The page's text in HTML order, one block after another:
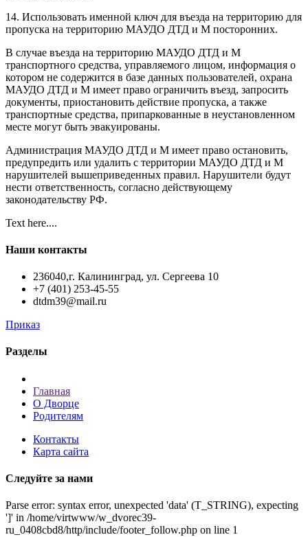
14. Использовать именной ключ для въезда на территорию для
пропуска на территорию МАУДО ДТД и М посторонних.
В случае въезда на территорию МАУДО ДТД и М
транспортного средства, управляемого лицом, информация о
котором не содержится в базе данных пользователей, охрана
МАУДО ДТД и М имеет право ограничить въезд, запросить
документы, приостановить действие пропуска, а также
транспортные средства, припаркованные в неустановленном
месте могут быть эвакуированы.
Администрация МАУДО ДТД и М имеет право остановить,
предупредить или удалить с территории МАУДО ДТД и М
нарушителей вышеприведенных правил. Нарушители будут
нести ответственность, согласно действующему
законодательству РФ.
Text here....
Наши контакты
236040,г. Калининград, ул. Сергеева 10
+7 (401) 253-45-55
dtdm39@mail.ru
Приказ
Разделы
Главная
О Дворце
Родителям
Контакты
Карта сайта
Следуйте за нами
Parse error: syntax error, unexpected 'data' (T_STRING), expecting
']' in /home/virtwww/w_dvorec39-
ru_0408cbd8/http/include/footer_follow.php on line 1